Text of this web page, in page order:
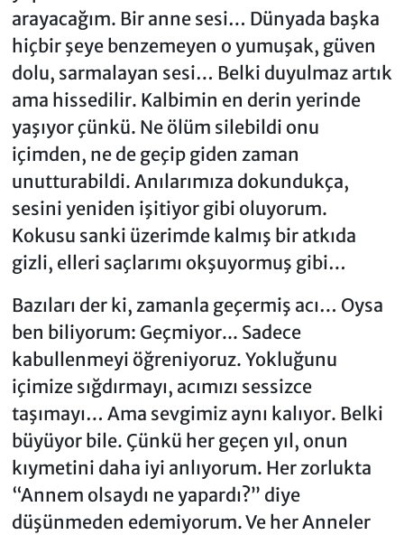
arayacağım. Bir anne sesi… Dünyada başka
hiçbir şeye benzemeyen o yumuşak, güven
dolu, sarmalayan sesi… Belki duyulmaz artık
ama hissedilir. Kalbimin en derin yerinde
yaşıyor çünkü. Ne ölüm silebildi onu
içimden, ne de geçip giden zaman
unutturabildi. Anılarımıza dokundukça,
sesini yeniden işitiyor gibi oluyorum.
Kokusu sanki üzerimde kalmış bir atkıda
gizli, elleri saçlarımı okşuyormuş gibi…
Bazıları der ki, zamanla geçermiş acı… Oysa
ben biliyorum: Geçmiyor... Sadece
kabullenmeyi öğreniyoruz. Yokluğunu
içimize sığdırmayı, acımızı sessizce
taşımayı… Ama sevgimiz aynı kalıyor. Belki
büyüyor bile. Çünkü her geçen yıl, onun
kıymetini daha iyi anlıyorum. Her zorlukta
“Annem olsaydı ne yapardı?” diye
düşünmeden edemiyorum. Ve her Anneler